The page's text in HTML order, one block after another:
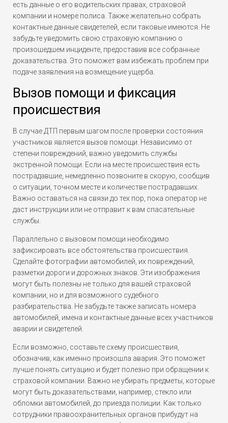
есть данные о его водительских правах, страховой
компании и номере полиса. Также желательно собрать
контактные данные свидетелей, если таковые имеются. Не
забудьте уведомить свою страховую компанию о
произошедшем инциденте, предоставив все собранные
доказательства. Это поможет вам избежать проблем при
подаче заявления на возмещение ущерба.
Вызов помощи и фиксация
происшествия
В случае ДТП первым шагом после проверки состояния
участников является вызов помощи. Независимо от
степени повреждений, важно уведомить службы
экстренной помощи. Если на месте происшествия есть
пострадавшие, немедленно позвоните в скорую, сообщив
о ситуации, точном месте и количестве пострадавших.
Важно оставаться на связи до тех пор, пока оператор не
даст инструкции или не отправит к вам спасательные
службы.
Параллельно с вызовом помощи необходимо
зафиксировать все обстоятельства происшествия.
Сделайте фотографии автомобилей, их повреждений,
разметки дороги и дорожных знаков. Эти изображения
могут быть полезны не только для вашей страховой
компании, но и для возможного судебного
разбирательства. Не забудьте также записать номера
автомобилей, имена и контактные данные всех участников
аварии и свидетелей.
Если возможно, составьте схему происшествия,
обозначив, как именно произошла авария. Это поможет
лучше понять ситуацию и будет полезно при обращении к
страховой компании. Важно не убирать предметы, которые
могут быть доказательствами, например, стекло или
обломки автомобилей, до приезда полиции. Как только
сотрудники правоохранительных органов прибудут на